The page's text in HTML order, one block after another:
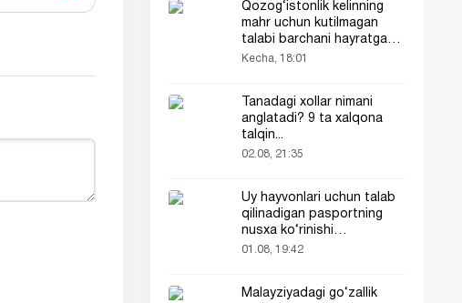
Qozog‘istonlik kelinning
mahr uchun kutilmagan
talabi barchani hayratga
soldi
Kecha, 18:01
Tanadagi xollar nimani
anglatadi? 9 ta xalqona
talqin...
02.08, 21:35
Uy hayvonlari uchun talab
qilinadigan pasportning
nusxa ko‘rinishi
tarmoqlarda tarqaldi
01.08, 19:42
Malayziyadagi go‘zallik